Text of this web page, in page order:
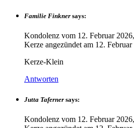
Familie Finkner says:
Kondolenz vom 12. Februar
Kerze angezündet am 12. Februar
Kerze-Klein
Antworten
Jutta Taferner says:
Kondolenz vom 12. Februar